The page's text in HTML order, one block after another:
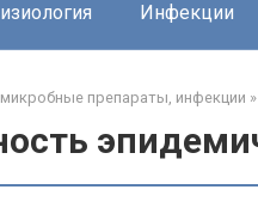
Инфекции
препараты, инфекции »